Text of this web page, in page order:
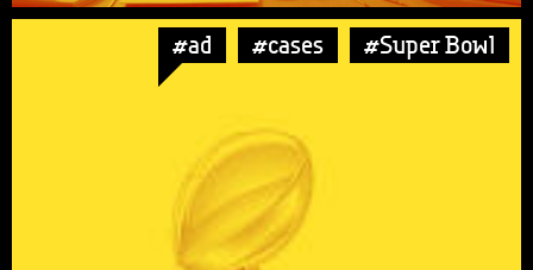
#ad #cases #Super Bowl